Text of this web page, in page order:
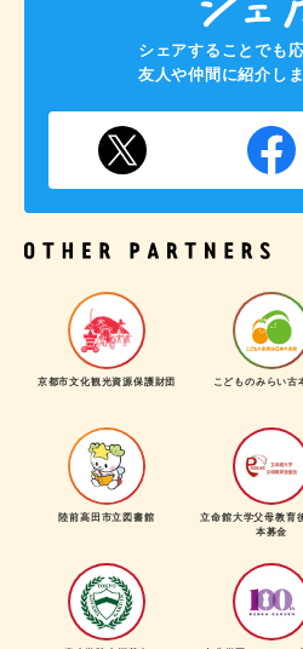
シェアすることでも
友人や仲間に紹介し
京都市文化観光資源保護財団 こどものみらい古
陸前高田市立図書館
立命館大学父母教育
本募金